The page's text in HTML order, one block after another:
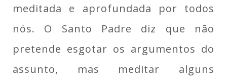
meditada e aprofundada por todos
nós. O Santo Padre diz que não
pretende esgotar os argumentos do
assunto, mas meditar alguns